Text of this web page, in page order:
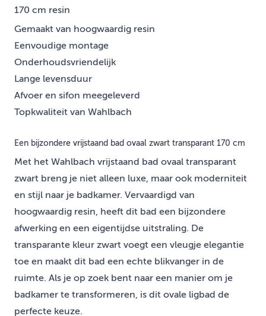
170 cm resin
Gemaakt van hoogwaardig resin
Eenvoudige montage
Onderhoudsvriendelijk
Lange levensduur
Afvoer en sifon meegeleverd
Topkwaliteit van Wahlbach
Een bijzondere vrijstaand bad ovaal zwart transparant 170 cm
Met het Wahlbach vrijstaand bad ovaal transparant
zwart breng je niet alleen luxe, maar ook moderniteit
en stijl naar je badkamer. Vervaardigd van
hoogwaardig resin, heeft dit bad een bijzondere
afwerking en een eigentijdse uitstraling. De
transparante kleur zwart voegt een vleugje elegantie
toe en maakt dit bad een echte blikvanger in de
ruimte. Als je op zoek bent naar een manier om je
badkamer te transformeren, is dit ovale ligbad de
perfecte keuze.